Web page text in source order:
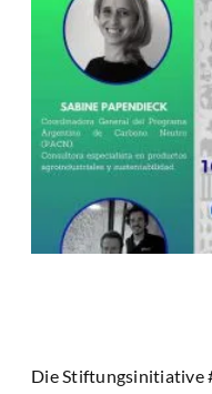
Die Stiftungsinitiative